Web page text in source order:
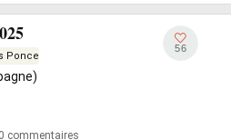
Ponce
commentaires
56